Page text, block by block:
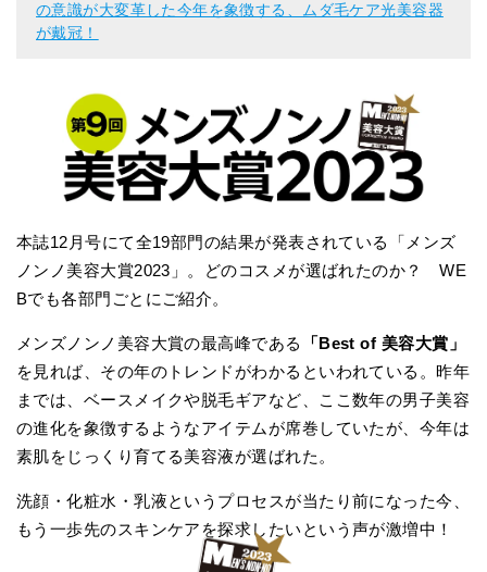
の意識が大変革した今年を象徴する、ムダ毛ケア光美容器
が戴冠！
本誌12月号にて全19部門の結果が発表されている「メンズ
ノンノ美容大賞2023」。どのコスメが選ばれたのか？ WE
Bでも各部門ごとにご紹介。
メンズノンノ美容大賞の最高峰である
「Best of 美容大賞」
を見れば、その年のトレンドがわかるといわれている。昨年
までは、ベースメイクや脱毛ギアなど、ここ数年の男子美容
の進化を象徴するようなアイテムが席巻していたが、今年は
素肌をじっくり育てる美容液が選ばれた。
洗顔・化粧水・乳液というプロセスが当たり前になった今、
もう一歩先のスキンケアを探求したいという声が激増中！